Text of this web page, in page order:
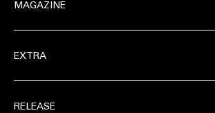
MAGAZINE
EXTRA
RELEASE